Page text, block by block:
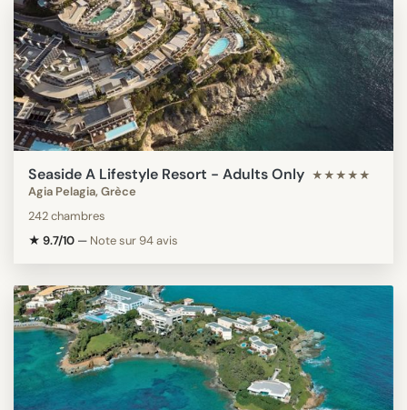
Seaside A Lifestyle Resort - Adults Only ★★★★★
Agia Pelagia, Grèce
242 chambres
★ 9.7/10 — Note sur 94 avis